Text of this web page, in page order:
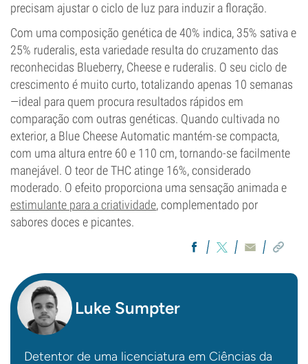
precisam ajustar o ciclo de luz para induzir a floração.
Com uma composição genética de 40% indica, 35% sativa e
25% ruderalis, esta variedade resulta do cruzamento das
reconhecidas Blueberry, Cheese e ruderalis. O seu ciclo de
crescimento é muito curto, totalizando apenas 10 semanas
—ideal para quem procura resultados rápidos em
comparação com outras genéticas. Quando cultivada no
exterior, a Blue Cheese Automatic mantém-se compacta,
com uma altura entre 60 e 110 cm, tornando-se facilmente
manejável. O teor de THC atinge 16%, considerado
moderado. O efeito proporciona uma sensação animada e
estimulante para a criatividade, complementado por
sabores doces e picantes.
Luke Sumpter
Detentor de uma licenciatura em Ciências da